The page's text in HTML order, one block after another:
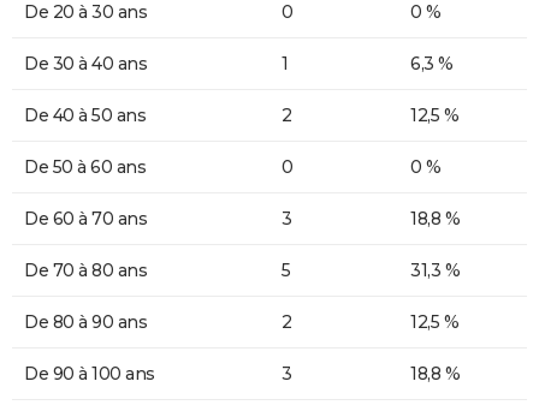
De 20 à 30 ans 0 0 %
De 30 à 40 ans 1 6,3 %
De 40 à 50 ans 2 12,5 %
De 50 à 60 ans 0 0 %
De 60 à 70 ans 3 18,8 %
De 70 à 80 ans 5 31,3 %
De 80 à 90 ans 2 12,5 %
De 90 à 100 ans 3 18,8 %